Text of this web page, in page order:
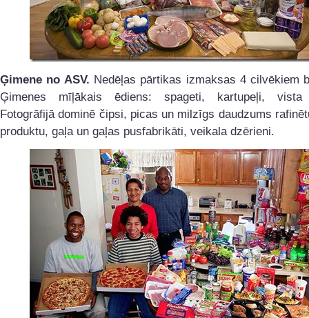
Ģimene no ASV. Nedēļas pārtikas izmaksas 4 cilvēkiem
Ģimenes mīļākais ēdiens: spageti, kartupeļi, vista
Fotogrāfijā dominē čipsi, picas un milzīgs daudzums
produktu, gaļa un gaļas pusfabrikāti, veikala dzērieni.